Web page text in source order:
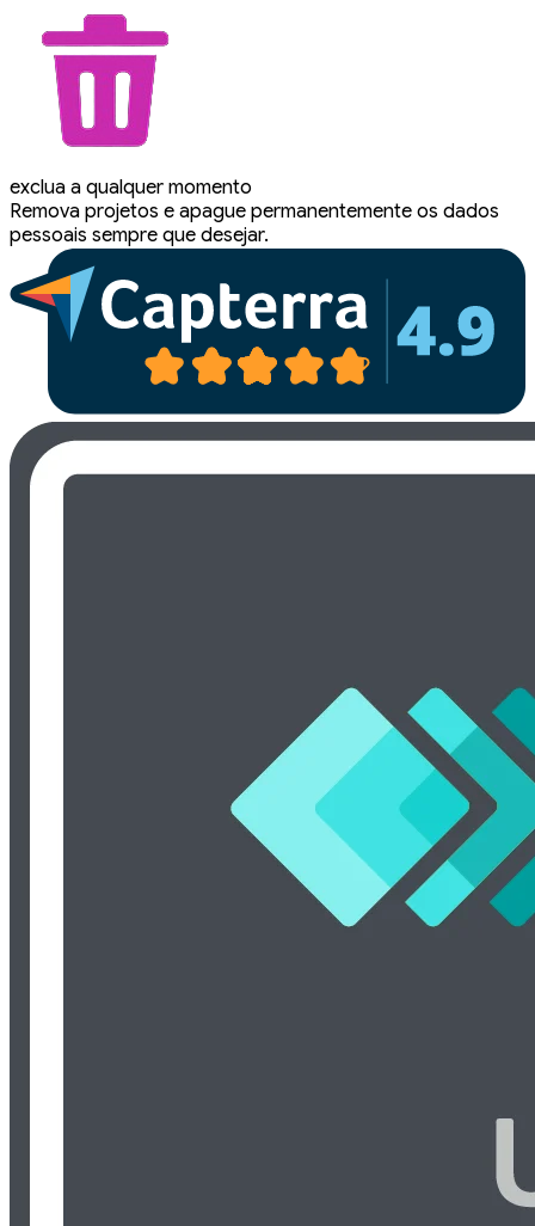
exclua a qualquer momento
Remova projetos e apague permanentemente os dados
pessoais sempre que desejar.